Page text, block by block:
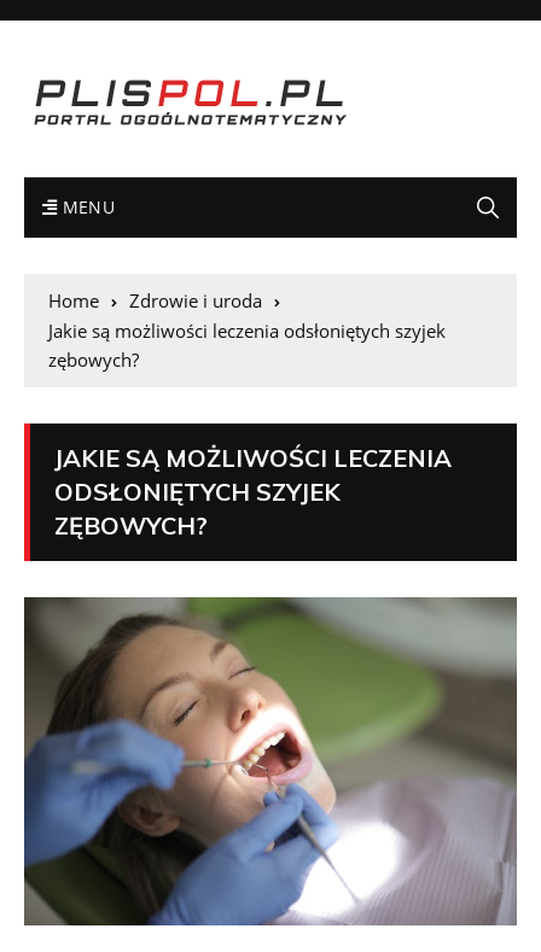
MENU
Home
Zdrowie i uroda
Jakie są możliwości leczenia odsłoniętych szyjek
zębowych?
JAKIE SĄ MOŻLIWOŚCI LECZENIA
ODSŁONIĘTYCH SZYJEK
ZĘBOWYCH?